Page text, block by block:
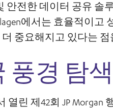
안전한 데이터 공유 솔
에서는 효율적이고
중요해지고 있다는
경 탐색
열린 제42회 JP Morgan